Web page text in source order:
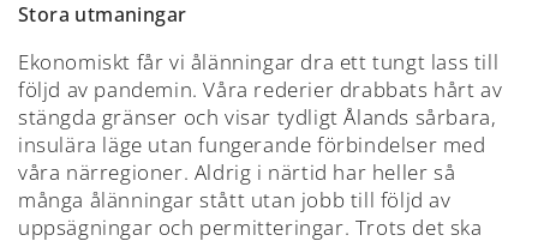
Stora utmaningar
Ekonomiskt får vi ålänningar dra ett tungt lass till
följd av pandemin. Våra rederier drabbats hårt av
stängda gränser och visar tydligt Ålands sårbara,
insulära läge utan fungerande förbindelser med
våra närregioner. Aldrig i närtid har heller så
många ålänningar stått utan jobb till följd av
uppsägningar och permitteringar. Trots det ska